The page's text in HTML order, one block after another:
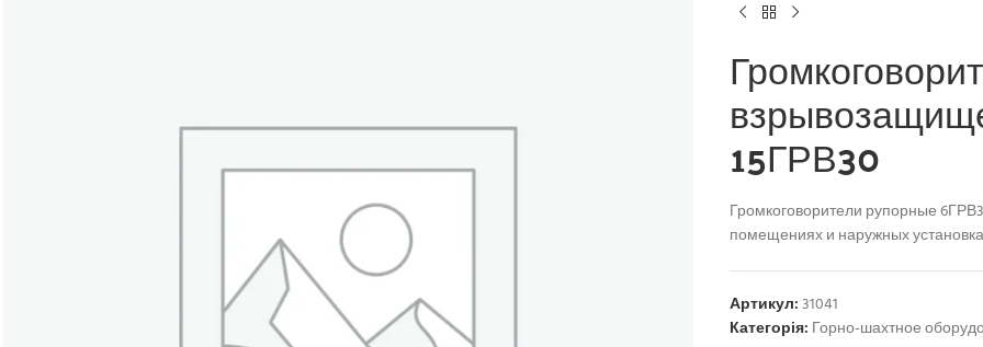
15ГРВ30
Громкоговорители рупорные
помещениях и наружных
Артикул:31041
Категорія: Горно-шахтное